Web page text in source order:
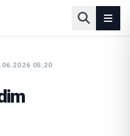
05:20